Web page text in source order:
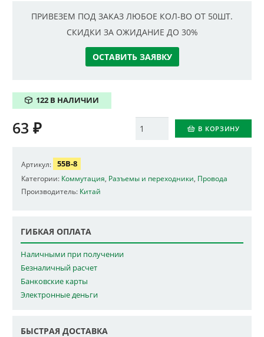
ПРИВЕЗЕМ ПОД ЗАКАЗ ЛЮБОЕ КОЛ-ВО ОТ 50ШТ.
СКИДКИ ЗА ОЖИДАНИЕ ДО 30%
ОСТАВИТЬ ЗАЯВКУ
122 В НАЛИЧИИ
Количество В КОРЗИНУ
63 ₽
Артикул: 55B-8
Категории: Коммутация Разъемы и переходники Провода
Производитель: Китай
ГИБКАЯ ОПЛАТА
Наличными при получении
Безналичный расчет
Банковские карты
Электронные деньги
БЫСТРАЯ ДОСТАВКА